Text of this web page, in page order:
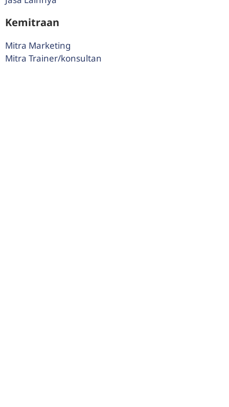
Kemitraan
Mitra Marketing
Mitra Trainer/konsultan